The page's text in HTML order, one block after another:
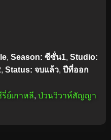
, Season: ซีซั่น1, Studio:
, Status: จบแล้ว, ปีที่ออก
ย์เกาหลี, ป่วนวิวาห์สัญญา